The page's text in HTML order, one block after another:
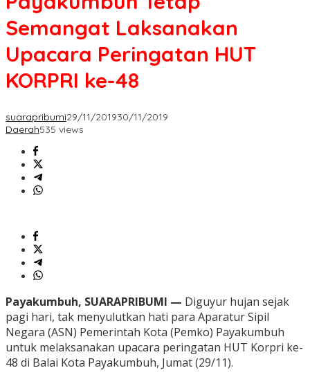
Semangat Laksanakan
Upacara Peringatan HUT
KORPRI ke-48
suarapribumi29/11/201930/11/2019
Daerah535 views
Payakumbuh, SUARAPRIBUMI — Diguyur hujan sejak
pagi hari, tak menyulutkan hati para Aparatur Sipil
Negara (ASN) Pemerintah Kota (Pemko) Payakumbuh
untuk melaksanakan upacara peringatan HUT Korpri ke-
48 di Balai Kota Payakumbuh, Jumat (29/11).